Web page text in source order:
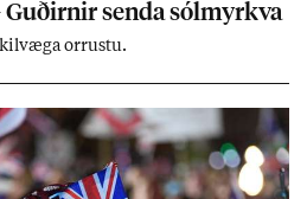
senda sól­myrkva
orr­ustu.